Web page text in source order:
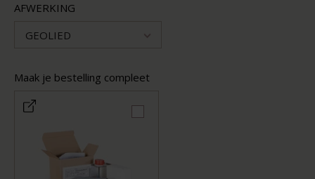
AFWERKING
GEOLIED
Maak je bestelling compleet